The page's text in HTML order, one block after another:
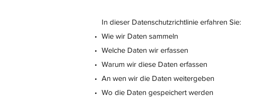
In dieser Datenschutzrichtlinie erfahren Sie:
Wie wir Daten sammeln
Welche Daten wir erfassen
Warum wir diese Daten erfassen
An wen wir die Daten weitergeben
Wo die Daten gespeichert werden